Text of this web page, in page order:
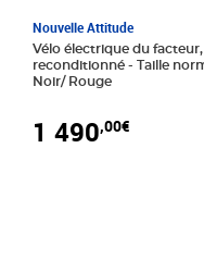
Nouvelle Attitude
Vélo électrique du facteur,
reconditionné - Taille normale -
Noir/ Rouge
1 490,00€